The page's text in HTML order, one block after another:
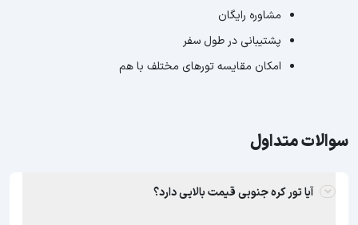
مشاوره رایگان
پشتیبانی در طول سفر
امکان مقایسه تورهای مختلف با هم
سوالات متداول
آیا تور کره جنوبی قیمت بالایی دارد؟